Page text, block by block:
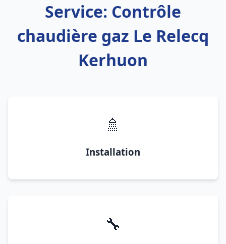
Service: Contrôle
chaudière gaz Le Relecq
Kerhuon
🚿
Installation
🔧